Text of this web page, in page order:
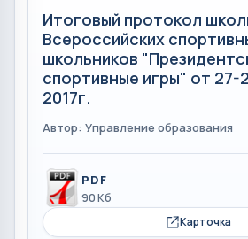
Итоговый протокол
Всероссийских
школьников
спортивные игры" от 27-
2017г.
Автор: Управление образования
PDF
90 Кб
Карточка